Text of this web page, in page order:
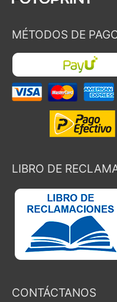
MÉTODOS DE
LIBRO DE
CONTÁCTANOS